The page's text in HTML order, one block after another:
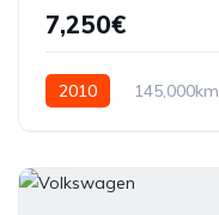
7,250€
2010 145,000km